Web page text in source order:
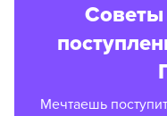
Советы
Мечтаешь